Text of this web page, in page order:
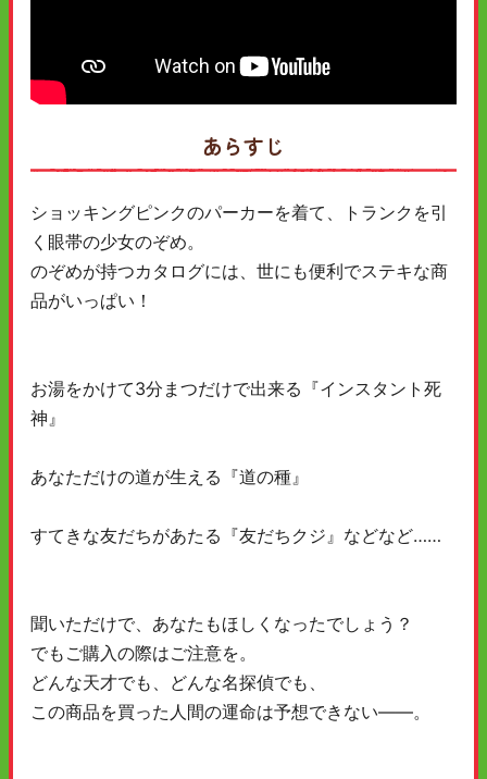
あらすじ
ショッキングピンクのパーカーを着て、トランクを引
く眼帯の少女のぞめ。
のぞめが持つカタログには、世にも便利でステキな商
品がいっぱい！
お湯をかけて3分まつだけで出来る『インスタント死
神』
あなただけの道が生える『道の種』
すてきな友だちがあたる『友だちクジ』などなど……
聞いただけで、あなたもほしくなったでしょう？
でもご購入の際はご注意を。
どんな天才でも、どんな名探偵でも、
この商品を買った人間の運命は予想できない——。